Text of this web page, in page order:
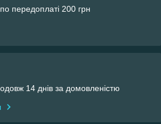
передоплаті 200 грн
14 днів за домовленістю